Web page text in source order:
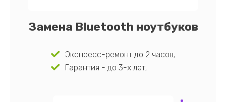
Замена Bluetooth ноутбуков
Экспресс-ремонт до 2 часов;
Гарантия - до 3-х лет;